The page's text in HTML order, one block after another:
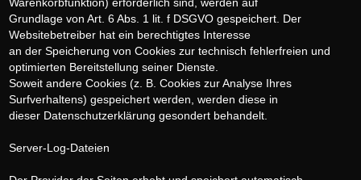
Grundlage von Art. 6 Abs. 1 lit. f DSGVO gespeichert. Der
Websitebetreiber hat ein berechtigtes Interesse
an der Speicherung von Cookies zur technisch fehlerfreien und
optimierten Bereitstellung seiner Dienste.
Soweit andere Cookies (z. B. Cookies zur Analyse Ihres
Surfverhaltens) gespeichert werden, werden diese in
dieser Datenschutzerklärung gesondert behandelt.
Server-Log-Dateien